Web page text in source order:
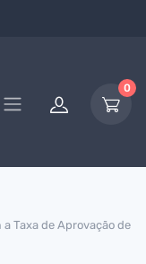
0
Taxa de Aprovação de